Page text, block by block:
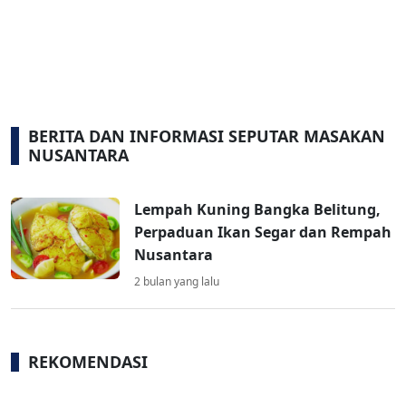
BERITA DAN INFORMASI SEPUTAR MASAKAN
NUSANTARA
Lempah Kuning Bangka Belitung,
Perpaduan Ikan Segar dan Rempah
Nusantara
2 bulan yang lalu
REKOMENDASI